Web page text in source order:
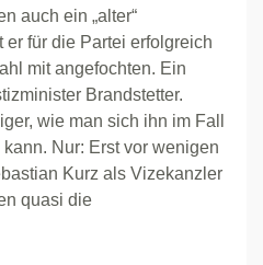
auch ein „alter“
er für die Partei erfolgreich
mit angefochten. Ein
Brandstetter.
wie man sich ihn im Fall
Nur: Erst vor wenigen
Kurz als Vizekanzler
quasi die